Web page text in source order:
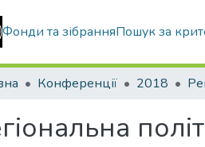
Фонди та зібранняПошук за
Конференції 2018